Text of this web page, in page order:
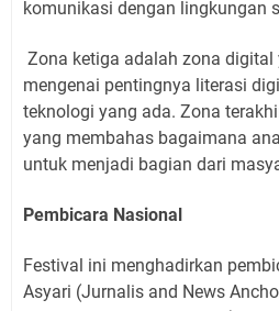
komunikasi dengan lingkungan
Zona ketiga adalah zona
mengenai pentingnya literasi
teknologi yang ada. Zona
yang membahas bagaimana
untuk menjadi bagian dari
Pembicara Nasional
Festival ini menghadirkan
Asyari (Jurnalis and News